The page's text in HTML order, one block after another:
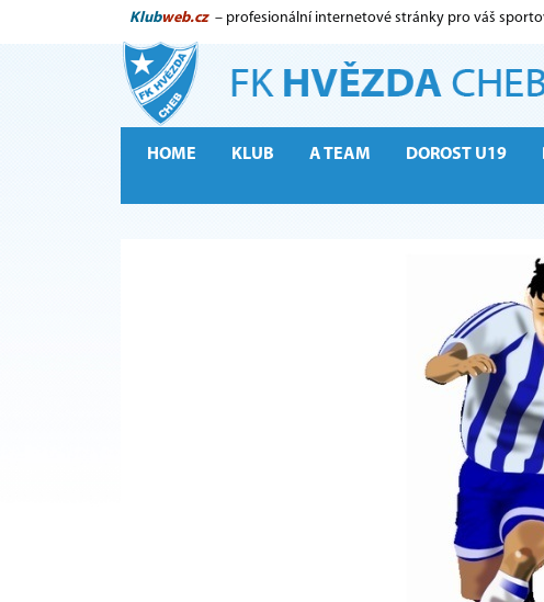
Klubweb.cz – profesionální internetové stránky pro váš
HOME KLUB A TEAM DOROST U19